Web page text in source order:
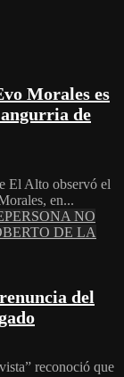
Morales es
de
El Alto observó el
en...
PERSONA NO
DE LA
del
reconoció que